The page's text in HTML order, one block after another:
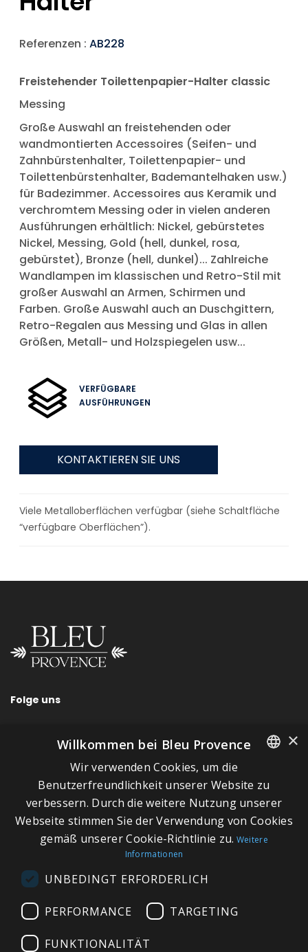
Referenzen : AB228
Freistehender Toilettenpapier-Halter classic
Messing
Große Auswahl an freistehenden oder
wandmontierten Accessoires (Seifen- und
Zahnbürstenhalter, Toilettenpapier- und
Toilettenbürstenhalter, Bademantelhaken usw.)
für Badezimmer. Accessoires aus Keramik und
verchromtem Messing oder in vielen anderen
Ausführungen erhältlich: Nickel, gebürstetes
Nickel, Messing, Gold (hell, dunkel, rosa,
gebürstet), Bronze (hell, dunkel)... Zahlreiche
Wandlampen im klassischen und Retro-Stil mit
großer Auswahl an Armen, Schirmen und
Farben. Große Auswahl auch an Duschgittern,
Retro-Regalen aus Messing und Glas in allen
Größen, Metall- und Holzspiegelen usw...
VERFÜGBARE
AUSFÜHRUNGEN
KONTAKTIEREN SIE UNS
Viele Metalloberflächen verfügbar (siehe Schaltfläche
“verfügbare Oberflächen”).
Folge uns
SCHNELLLINKS
Über Bleu Provence
Impressum
Geschäftsbedingungen
Kontaktieren Sie uns
Besuchen Sie unseren Showroom
FRENCH
ITALIAN
×
Willkommen bei Bleu Provence
Wir verwenden Cookies, um die
Benutzerfreundlichkeit unserer Website zu
verbessern. Durch die weitere Nutzung unserer
Webseite stimmen Sie der Verwendung von Cookies
gemäß unserer Cookie-Richtlinie zu. Weitere
Informationen
UNBEDINGT ERFORDERLICH
PERFORMANCE TARGETING
FUNKTIONALITÄT